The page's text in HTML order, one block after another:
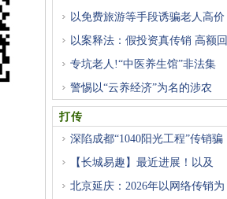
以免费旅游等手段诱骗老人高价
以案释法：假投资真传销 高额回
专坑老人!“中医养生馆”非法集
警惕以“云养经济”为名的涉农
打传
深陷成都“1040阳光工程”传销骗
【长城易趣】最近进展！以及
北京延庆：2026年以网络传销为